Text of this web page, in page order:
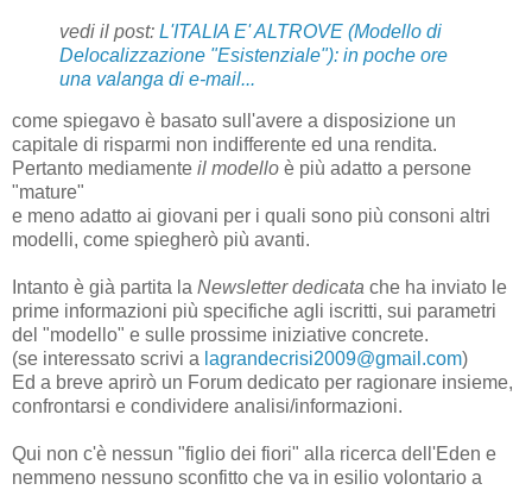
vedi il post: L'ITALIA E' ALTROVE (Modello di
Delocalizzazione "Esistenziale"): in poche ore
una valanga di e-mail...
come spiegavo è basato sull'avere a disposizione un
capitale di risparmi non indifferente ed una rendita.
Pertanto mediamente il modello è più adatto a persone
"mature"
e meno adatto ai giovani per i quali sono più consoni altri
modelli, come spiegherò più avanti.
Intanto è già partita la Newsletter dedicata che ha inviato le
prime informazioni più specifiche agli iscritti, sui parametri
del "modello" e sulle prossime iniziative concrete.
(se interessato scrivi a lagrandecrisi2009@gmail.com)
Ed a breve aprirò un Forum dedicato per ragionare insieme,
confrontarsi e condividere analisi/informazioni.
Qui non c'è nessun "figlio dei fiori" alla ricerca dell'Eden e
nemmeno nessuno sconfitto che va in esilio volontario a